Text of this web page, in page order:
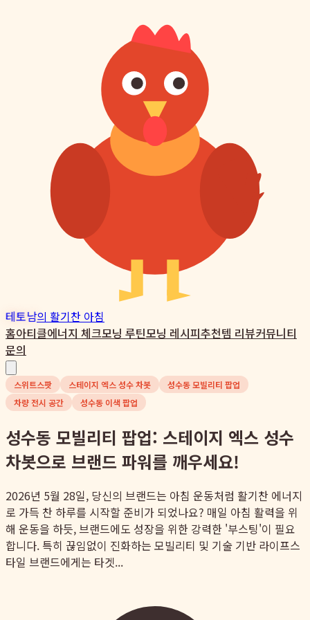
테토남의 활기찬 아침
홈아티클에너지 체크모닝 루틴모닝 레시피추천템 리뷰커뮤니티
문의
스위트스팟 스테이지 엑스 성수 차봇
성수동 모빌리티 팝업
차량 전시 공간
성수동 이색 팝업
성수동 모빌리티 팝업: 스테이지 엑스 성수
차봇으로 브랜드 파워를 깨우세요!
2026년 5월 28일, 당신의 브랜드는 아침 운동처럼 활기찬 에너지
로 가득 찬 하루를 시작할 준비가 되었나요? 매일 아침 활력을 위
해 운동을 하듯, 브랜드에도 성장을 위한 강력한 '부스팅'이 필요
합니다. 특히 끊임없이 진화하는 모빌리티 및 기술 기반 라이프스
타일 브랜드에게는 타겟...